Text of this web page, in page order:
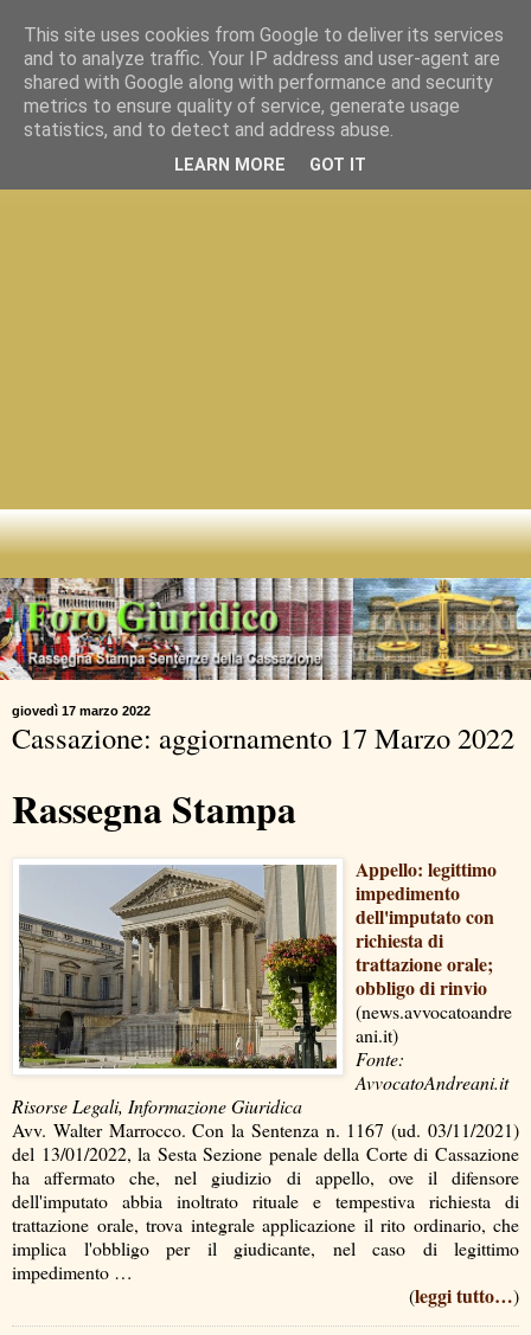
giovedì 17 marzo 2022
Cassazione: aggiornamento 17 Marzo 2022
Rassegna Stampa
Appello: legittimo
impedimento
dell'imputato con
richiesta di
trattazione orale;
obbligo di rinvio
(news.avvocatoandre
ani.it)
Fonte:
AvvocatoAndreani.it
Risorse Legali, Informazione Giuridica
Avv. Walter Marrocco. Con la Sentenza n. 1167 (ud. 03/11/2021)
del 13/01/2022, la Sesta Sezione penale della Corte di Cassazione
ha affermato che, nel giudizio di appello, ove il difensore
dell'imputato abbia inoltrato rituale e tempestiva richiesta di
trattazione orale, trova integrale applicazione il rito ordinario, che
implica l'obbligo per il giudicante, nel caso di legittimo
impedimento …
(leggi tutto…)
This site uses cookies from Google to deliver its services
and to analyze traffic. Your IP address and user-agent are
shared with Google along with performance and security
metrics to ensure quality of service, generate usage
statistics, and to detect and address abuse.
LEARN MORE GOT IT